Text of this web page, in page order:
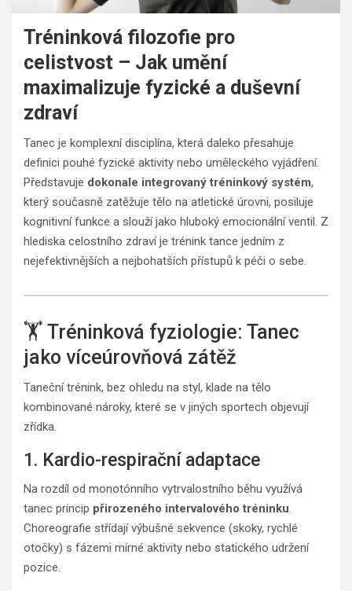
Tréninková filozofie pro
celistvost – Jak umění
maximalizuje fyzické a duševní
zdraví
Tanec je komplexní disciplína, která daleko přesahuje
definici pouhé fyzické aktivity nebo uměleckého vyjádření.
Představuje dokonale integrovaný tréninkový systém,
který současně zatěžuje tělo na atletické úrovni, posiluje
kognitivní funkce a slouží jako hluboký emocionální ventil. Z
hlediska celostního zdraví je trénink tance jedním z
nejefektivnějších a nejbohatších přístupů k péči o sebe.
🏋️ Tréninková fyziologie: Tanec
jako víceúrovňová zátěž
Taneční trénink, bez ohledu na styl, klade na tělo
kombinované nároky, které se v jiných sportech objevují
zřídka.
1. Kardio-respirační adaptace
Na rozdíl od monotónního vytrvalostního běhu využívá
tanec princip přirozeného intervalového tréninku.
Choreografie střídají výbušné sekvence (skoky, rychlé
otočky) s fázemi mírné aktivity nebo statického udržení
pozice.